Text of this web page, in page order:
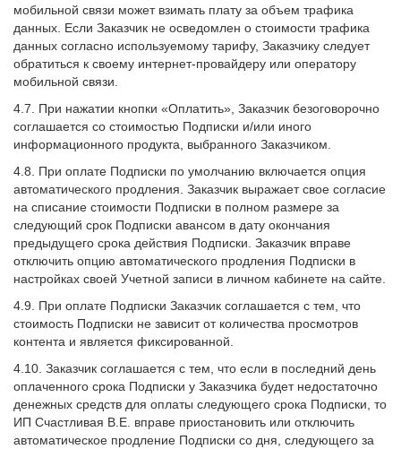
мобильной связи может взимать плату за объем трафика
данных. Если Заказчик не осведомлен о стоимости трафика
данных согласно используемому тарифу, Заказчику следует
обратиться к своему интернет-провайдеру или оператору
мобильной связи.
4.7. При нажатии кнопки «Оплатить», Заказчик безоговорочно
соглашается со стоимостью Подписки и/или иного
информационного продукта, выбранного Заказчиком.
4.8. При оплате Подписки по умолчанию включается опция
автоматического продления. Заказчик выражает свое согласие
на списание стоимости Подписки в полном размере за
следующий срок Подписки авансом в дату окончания
предыдущего срока действия Подписки. Заказчик вправе
отключить опцию автоматического продления Подписки в
настройках своей Учетной записи в личном кабинете на сайте.
4.9. При оплате Подписки Заказчик соглашается с тем, что
стоимость Подписки не зависит от количества просмотров
контента и является фиксированной.
4.10. Заказчик соглашается с тем, что если в последний день
оплаченного срока Подписки у Заказчика будет недостаточно
денежных средств для оплаты следующего срока Подписки, то
ИП Счастливая В.Е. вправе приостановить или отключить
автоматическое продление Подписки со дня, следующего за